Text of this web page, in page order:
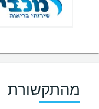
מהתקשורת